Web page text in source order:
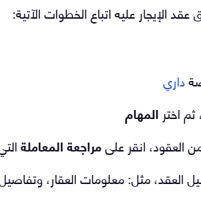
الإيجار عليه اتباع الخطوات الآتية:
داري
، ثم اختر المهام
انقر علىمراجعة المعاملة
مثل: معلومات العقار، وتفاصيل